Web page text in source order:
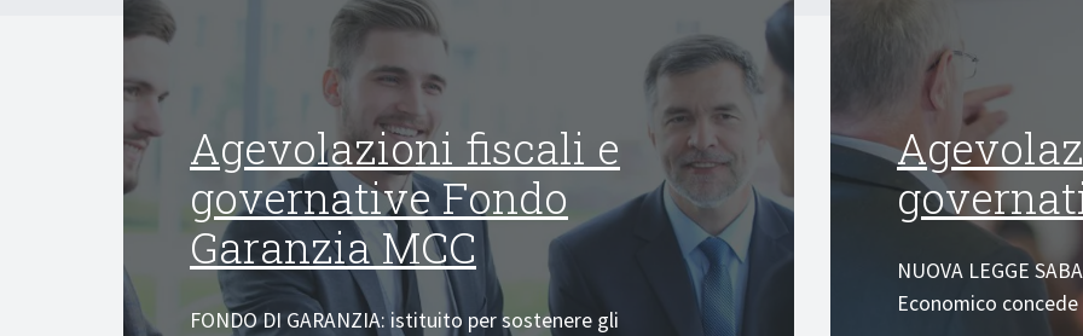
Agevolazioni fiscali e
governative Fondo
Garanzia MCC
FONDO DI GARANZIA: istituito per sostenere gli
NUOVA LEGGE
Economico